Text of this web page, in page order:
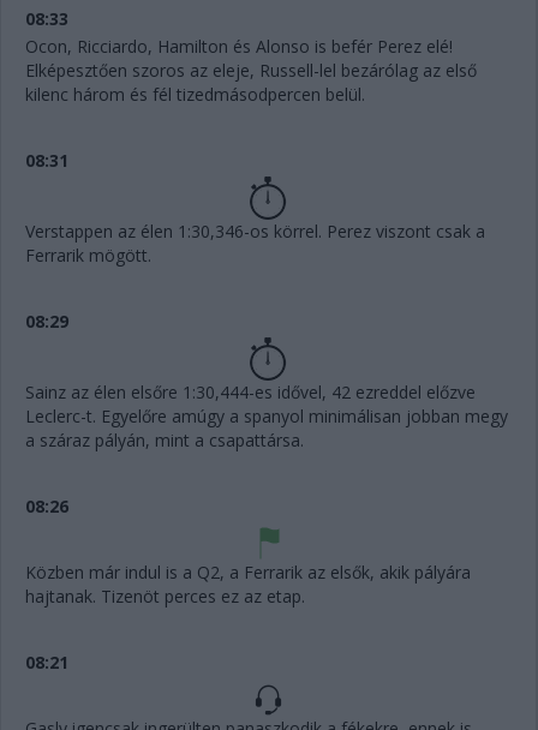
08:33
Ocon, Ricciardo, Hamilton és Alonso is befér Perez elé!
Elképesztően szoros az eleje, Russell-lel bezárólag az első
kilenc három és fél tizedmásodpercen belül.
08:31
Verstappen az élen 1:30,346-os körrel. Perez viszont csak a
Ferrarik mögött.
08:29
Sainz az élen elsőre 1:30,444-es idővel, 42 ezreddel előzve
Leclerc-t. Egyelőre amúgy a spanyol minimálisan jobban megy
a száraz pályán, mint a csapattársa.
08:26
Közben már indul is a Q2, a Ferrarik az elsők, akik pályára
hajtanak. Tizenöt perces ez az etap.
08:21